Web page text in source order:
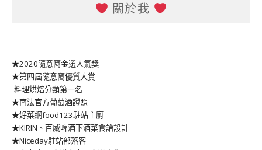
關於我
★2020隨意窩金選人氣獎
★第四屆隨意窩優質大賞
-料理烘焙分類第一名
★南法官方葡萄酒證照
★好菜網food123駐站主廚
★KIRIN、百威啤酒下酒菜食譜設計
★Niceday駐站部落客